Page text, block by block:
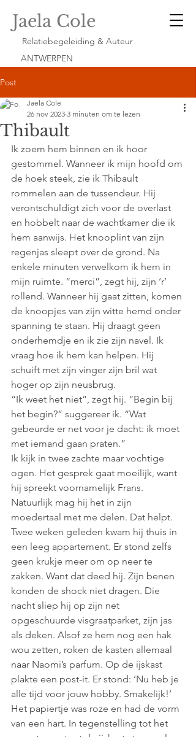
Jaela Cole
Relatiebegeleiding & Auteur
ANTWERPEN
Post
Thibault
Jaela Cole
26 nov 2023 3 minuten om te lezen
Ik zoem hem binnen en ik hoor
gestommel. Wanneer ik mijn hoofd om
de hoek steek, zie ik Thibault
rommelen aan de tussendeur. Hij
verontschuldigt zich voor de overlast
en hobbelt naar de wachtkamer die ik
hem aanwijs. Het knooplint van zijn
regenjas sleept over de grond. Na
enkele minuten verwelkom ik hem in
mijn ruimte. “merci”, zegt hij, zijn ‘r’
rollend. Wanneer hij gaat zitten, komen
de knoopjes van zijn witte hemd onder
spanning te staan. Hij draagt geen
onderhemdje en ik zie zijn navel. Ik
vraag hoe ik hem kan helpen. Hij
schuift met zijn vinger zijn bril wat
hoger op zijn neusbrug.
“Ik weet het niet”, zegt hij. “Begin bij
het begin?” suggereer ik. “Wat
gebeurde er net voor je dacht: ik moet
met iemand gaan praten.”
Ik kijk in twee zachte maar vochtige
ogen. Het gesprek gaat moeilijk, want
hij spreekt voornamelijk Frans.
Natuurlijk mag hij het in zijn
moedertaal met me delen. Dat helpt.
Twee weken geleden kwam hij thuis in
een leeg appartement. Er stond zelfs
geen krukje meer om op neer te
zakken. Want dat deed hij. Zijn benen
konden de shock niet dragen. Die
nacht sliep hij op zijn net
opgeschuurde visgraatparket, zijn jas
als deken. Alsof ze hem nog een hak
wou zetten, roken de kasten allemaal
naar Naomi’s parfum. Op de ijskast
plakte een post-it. Er stond: ‘Nu heb je
alle tijd voor jouw hobby. Smakelijk!’
Het papiertje was roze en had de vorm
van een hart. In tegenstelling tot het